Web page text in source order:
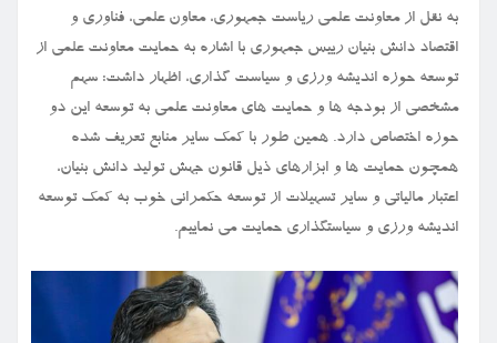
به نقل از معاونت علمی ریاست جمهوری، معاون علمی، فناوری و
اقتصاد دانش بنیان رییس جمهوری با اشاره به حمایت معاونت علمی از
توسعه حوزه اندیشه ورزی و سیاست گذاری، اظهار داشت: سهم
مشخصی از بودجه ها و حمایت های معاونت علمی به توسعه این دو
حوزه اختصاص دارد. همین طور با کمک سایر منابع تعریف شده
همچون حمایت ها و ابزارهای ذیل قانون جهش تولید دانش بنیان،
اعتبار مالیاتی و سایر تسهیلات از توسعه حکمرانی خوب به کمک توسعه
اندیشه ورزی و سیاستگذاری حمایت می نماییم.